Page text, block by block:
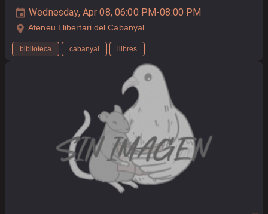
Wednesday, Apr 08, 06:00 PM-08:00 PM
Ateneu Llibertari del Cabanyal
biblioteca cabanyal llibres